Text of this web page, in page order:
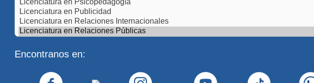
denominado Global Capability Framework
Encontranos en: